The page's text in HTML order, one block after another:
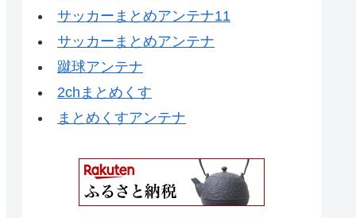
サッカーまとめアンテナ11
サッカーまとめアンテナ
蹴球アンテナ
2chまとめくす
まとめくすアンテナ